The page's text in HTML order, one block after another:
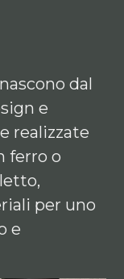
dal
e
realizzate
ferro o
per uno
e